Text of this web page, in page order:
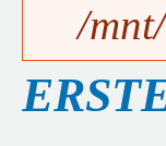
/